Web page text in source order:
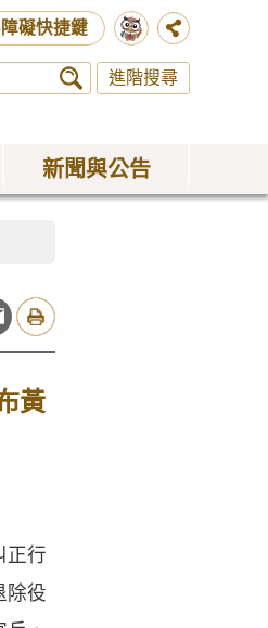
礙快捷鍵
進階搜尋
新聞與公告
黃
正行
除役